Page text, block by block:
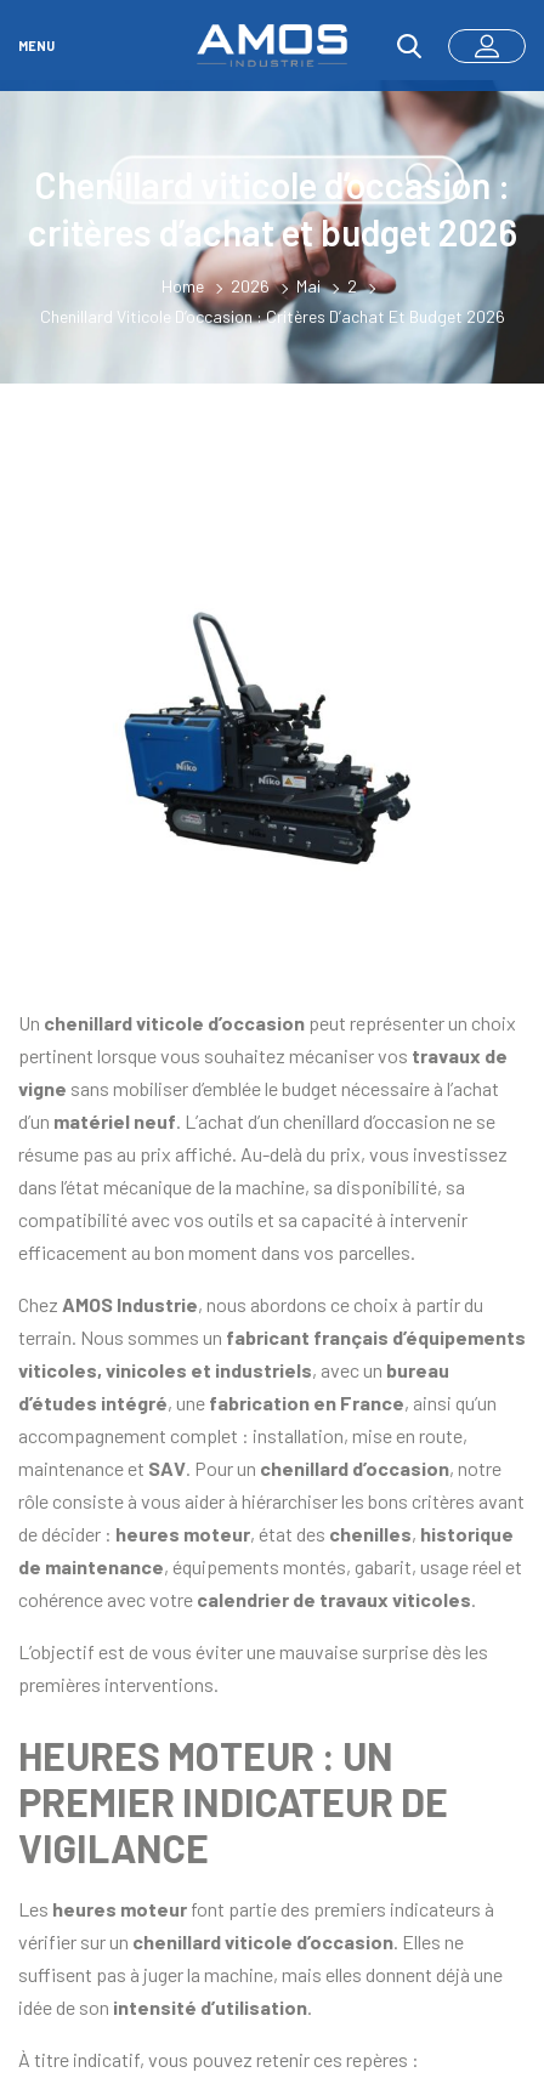
MENU
Chenillard viticole d’occasion :
critères d’achat et budget 2026
Home 2026 Mai
2
Chenillard Viticole D’occasion : Critères D’achat Et Budget 2026
Un chenillard viticole d’occasion peut représenter un choix
pertinent lorsque vous souhaitez mécaniser vos travaux de
vigne sans mobiliser d’emblée le budget nécessaire à l’achat
d’un matériel neuf. L’achat d’un chenillard d’occasion ne se
résume pas au prix affiché. Au-delà du prix, vous investissez
dans l’état mécanique de la machine, sa disponibilité, sa
compatibilité avec vos outils et sa capacité à intervenir
efficacement au bon moment dans vos parcelles.
Chez AMOS Industrie, nous abordons ce choix à partir du
terrain. Nous sommes un fabricant français d’équipements
viticoles, vinicoles et industriels, avec un bureau
d’études intégré, une fabrication en France, ainsi qu’un
accompagnement complet : installation, mise en route,
maintenance et SAV. Pour un chenillard d’occasion, notre
rôle consiste à vous aider à hiérarchiser les bons critères avant
de décider : heures moteur, état des chenilles, historique
de maintenance, équipements montés, gabarit, usage réel et
cohérence avec votre calendrier de travaux viticoles.
L’objectif est de vous éviter une mauvaise surprise dès les
premières interventions.
HEURES MOTEUR : UN
PREMIER INDICATEUR DE
VIGILANCE
Les heures moteur font partie des premiers indicateurs à
vérifier sur un chenillard viticole d’occasion. Elles ne
suffisent pas à juger la machine, mais elles donnent déjà une
idée de son intensité d’utilisation.
À titre indicatif, vous pouvez retenir ces repères :